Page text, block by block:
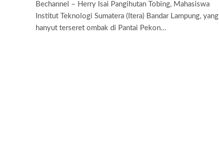
Bechannel – Herry Isai Pangihutan Tobing, Mahasiswa
Institut Teknologi Sumatera (Itera) Bandar Lampung, yang
hanyut terseret ombak di Pantai Pekon…